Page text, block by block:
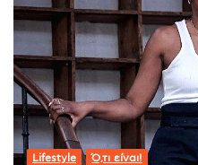
Lifestyle Ό,τι είναι!